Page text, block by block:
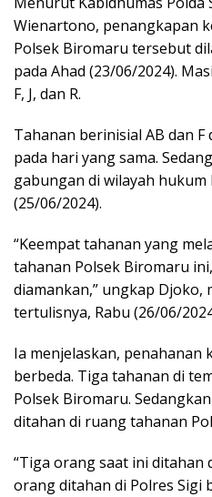
Wienartono, penangkapan
Polsek Biromaru tersebut
pada Ahad (23/06/2024).
F, J, dan R.
Tahanan berinisial AB dan
pada hari yang sama.
gabungan di wilayah hukum
(25/06/2024).
“Keempat tahanan yang
tahanan Polsek Biromaru
diamankan,” ungkap Djoko,
tertulisnya, Rabu (26/06/
Ia menjelaskan,
berbeda. Tiga tahanan di
Polsek Biromaru.
ditahan di ruang tahanan
“Tiga orang saat ini ditahan
orang ditahan di Polres Sigi